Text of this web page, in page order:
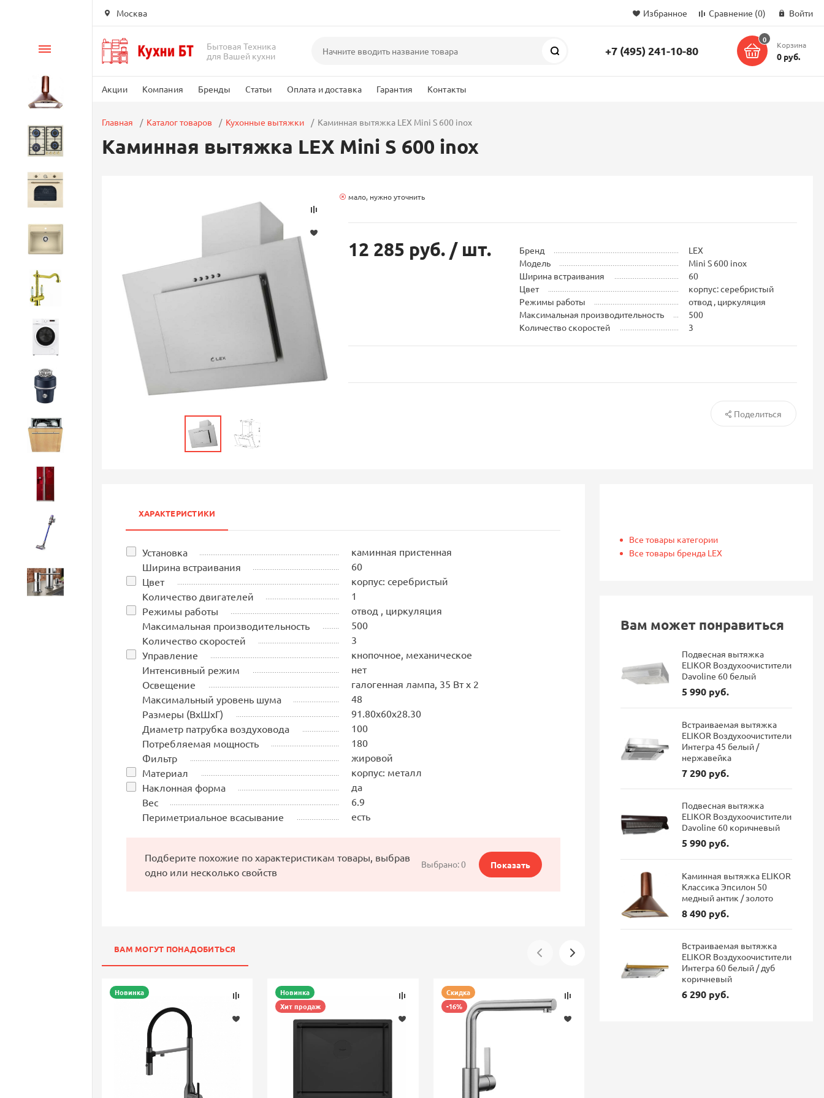
Москва Избранное Сравнение (0) Войти
Бытовая Техника
для Вашей кухни
Поиск +7 (495) 241-10-80
0
Корзина
0 руб.
Акции Компания Бренды Статьи Оплата и доставка Гарантия Контакты
Каталог
Вытяжки
Варочные панели
Смесители
Стиральные машины
Бытовая техника
Главная Каталог товаров Кухонные вытяжки Каминная вытяжка LEX Mini S 600 inox
Каминная вытяжка LEX Mini S 600 inox
мало, нужно уточнить
12 285 руб. / шт. Бренд
LEX
Модель
Mini S 600 inox
Ширина встраивания
60
Цвет
корпус: серебристый
Режимы работы
отвод , циркуляция
Максимальная производительность
500
Количество скоростей
3
Поделиться
ХАРАКТЕРИСТИКИ
Установка
каминная пристенная
Ширина встраивания
60
Цвет
корпус: серебристый
Количество двигателей
1
Режимы работы
отвод , циркуляция
Максимальная производительность
500
Количество скоростей
3
Управление
кнопочное, механическое
Интенсивный режим
нет
Освещение
галогенная лампа, 35 Вт х 2
Максимальный уровень шума
48
Размеры (ВхШхГ)
91.80х60х28.30
Диаметр патрубка воздуховода
100
Потребляемая мощность
180
Фильтр
жировой
Материал
корпус: металл
Наклонная форма
да
Вес
6.9
Периметриальное всасывание
есть
Подберите похожие по характеристикам товары, выбрав
одно или несколько свойств
Выбрано:0 Показать
ВАМ МОГУТ ПОНАДОБИТЬСЯ
Новинка
Новинка
Хит продаж
Скидка
-16%
Все товары категории
Все товары бренда LEX
Вам может понравиться
Подвесная вытяжка
ELIKOR Воздухоочистители
Davoline 60 белый
5 990 руб.
Встраиваемая вытяжка
ELIKOR Воздухоочистители
Интегра 45 белый /
нержавейка
7 290 руб.
Подвесная вытяжка
ELIKOR Воздухоочистители
Davoline 60 коричневый
5 990 руб.
Каминная вытяжка ELIKOR
Классика Эпсилон 50
медный антик / золото
8 490 руб.
Встраиваемая вытяжка
ELIKOR Воздухоочистители
Интегра 60 белый / дуб
коричневый
6 290 руб.